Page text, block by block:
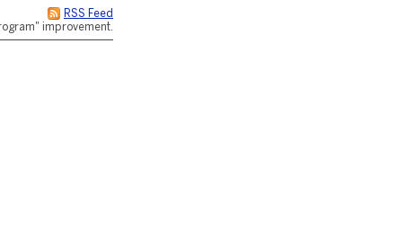
RSS Feed
improvement.